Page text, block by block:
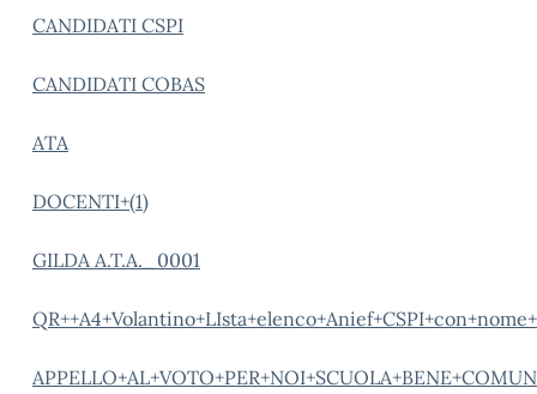
CANDIDATI CSPI
CANDIDATI COBAS
ATA
DOCENTI+(1)
GILDA A.T.A._0001